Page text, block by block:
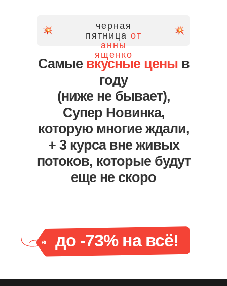
Cамые вкусные ценыв
году
(ниже не бывает),
Супер Новинка,
которую многие ждали,
+ 3 курса вне живых
потоков, которые будут
еще не скоро
до -73% на всё!
черная
пятница от
анны
ященко